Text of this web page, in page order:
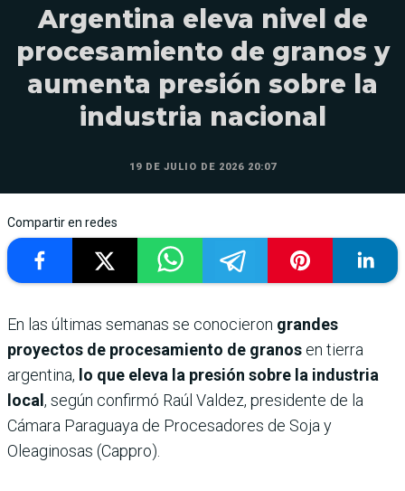
Argentina eleva nivel de
procesamiento de granos y
aumenta presión sobre la
industria nacional
19 DE JULIO DE 2026 20:07
Compartir en redes
En las últimas semanas se conocieron grandes
proyectos de procesamiento de granos en tierra
argentina, lo que eleva la presión sobre la industria
local , según confirmó Raúl Valdez, presidente de la
Cámara Paraguaya de Procesadores de Soja y
Oleaginosas (Cappro).